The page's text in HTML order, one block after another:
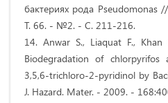
бактериях рода
Т. 66. - №2. - С. 211-216.
14. Anwar S., Liaquat F.,
Biodegradation of
3,5,6-trichloro-2-pyridinol by
J. Hazard. Mater. - 2009. -